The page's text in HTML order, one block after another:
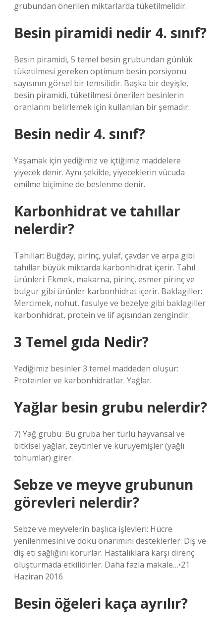
grubundan önerilen miktarlarda tüketilmelidir.
Besin piramidi nedir 4. sınıf?
Besin piramidi, 5 temel besin grubundan günlük
tüketilmesi gereken optimum besin porsiyonu
sayısının görsel bir temsilidir. Başka bir deyişle,
besin piramidi, tüketilmesi önerilen besinlerin
oranlarını belirlemek için kullanılan bir şemadır.
Besin nedir 4. sınıf?
Yaşamak için yediğimiz ve içtiğimiz maddelere
yiyecek denir. Aynı şekilde, yiyeceklerin vücuda
emilme biçimine de beslenme denir.
Karbonhidrat ve tahıllar
nelerdir?
Tahıllar: Buğday, pirinç, yulaf, çavdar ve arpa gibi
tahıllar büyük miktarda karbonhidrat içerir. Tahıl
ürünleri: Ekmek, makarna, pirinç, esmer pirinç ve
bulgur gibi ürünler karbonhidrat içerir. Baklagiller:
Mercimek, nohut, fasulye ve bezelye gibi baklagiller
karbonhidrat, protein ve lif açısından zengindir.
3 Temel gıda Nedir?
Yediğimiz besinler 3 temel maddeden oluşur:
Proteinler ve karbonhidratlar. Yağlar.
Yağlar besin grubu nelerdir?
7) Yağ grubu: Bu gruba her türlü hayvansal ve
bitkisel yağlar, zeytinler ve kuruyemişler (yağlı
tohumlar) girer.
Sebze ve meyve grubunun
görevleri nelerdir?
Sebze ve meyvelerin başlıca işlevleri: Hücre
yenilenmesini ve doku onarımını desteklerler. Diş ve
diş eti sağlığını korurlar. Hastalıklara karşı direnç
oluşturmada etkilidirler. Daha fazla makale…•21
Haziran 2016
Besin öğeleri kaça ayrılır?